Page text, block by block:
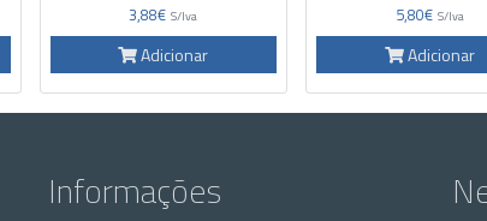
3,88€ S/Iva
Adicionar
5,80€ S/Iva
Adicionar
Informações